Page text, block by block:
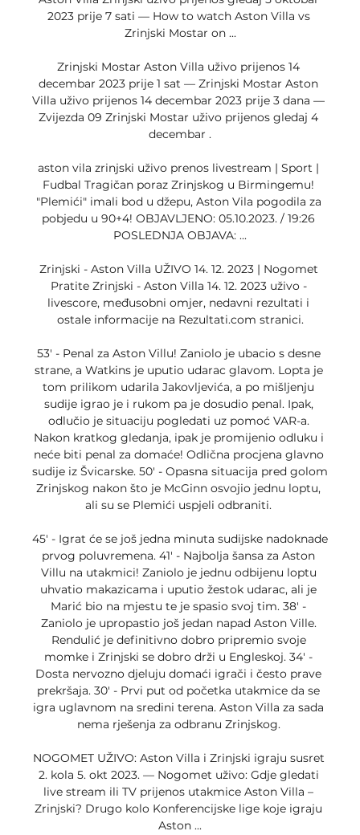
2023 prije 7 sati — How to watch Aston Villa vs
Zrinjski Mostar on ...
Zrinjski Mostar Aston Villa uživo prijenos 14
decembar 2023 prije 1 sat — Zrinjski Mostar Aston
Villa uživo prijenos 14 decembar 2023 prije 3 dana —
Zvijezda 09 Zrinjski Mostar uživo prijenos gledaj 4
decembar .
aston vila zrinjski uživo prenos livestream | Sport |
Fudbal Tragičan poraz Zrinjskog u Birmingemu!
"Plemići" imali bod u džepu, Aston Vila pogodila za
pobjedu u 90+4! OBJAVLJENO: 05.10.2023. / 19:26
POSLEDNJA OBJAVA: ...
Zrinjski - Aston Villa UŽIVO 14. 12. 2023 | Nogomet
Pratite Zrinjski - Aston Villa 14. 12. 2023 uživo -
livescore, međusobni omjer, nedavni rezultati i
ostale informacije na Rezultati.com stranici.
53' - Penal za Aston Villu! Zaniolo je ubacio s desne
strane, a Watkins je uputio udarac glavom. Lopta je
tom prilikom udarila Jakovljevića, a po mišljenju
sudije igrao je i rukom pa je dosudio penal. Ipak,
odlučio je situaciju pogledati uz pomoć VAR-a.
Nakon kratkog gledanja, ipak je promijenio odluku i
neće biti penal za domaće! Odlična procjena glavno
sudije iz Švicarske. 50' - Opasna situacija pred golom
Zrinjskog nakon što je McGinn osvojio jednu loptu,
ali su se Plemići uspjeli odbraniti.
45' - Igrat će se još jedna minuta sudijske nadoknade
prvog poluvremena. 41' - Najbolja šansa za Aston
Villu na utakmici! Zaniolo je jednu odbijenu loptu
uhvatio makazicama i uputio žestok udarac, ali je
Marić bio na mjestu te je spasio svoj tim. 38' -
Zaniolo je upropastio još jedan napad Aston Ville.
Rendulić je definitivno dobro pripremio svoje
momke i Zrinjski se dobro drži u Engleskoj. 34' -
Dosta nervozno djeluju domaći igrači i često prave
prekršaja. 30' - Prvi put od početka utakmice da se
igra uglavnom na sredini terena. Aston Villa za sada
nema rješenja za odbranu Zrinjskog.
NOGOMET UŽIVO: Aston Villa i Zrinjski igraju susret
2. kola 5. okt 2023. — Nogomet uživo: Gdje gledati
live stream ili TV prijenos utakmice Aston Villa –
Zrinjski? Drugo kolo Konferencijske lige koje igraju
Aston ...